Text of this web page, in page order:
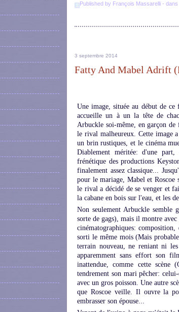
Published by François Massarelli - dans
3 septembre 2014
Fatty And Mabel Adrift
Une image, située au début de
accueille un à un la tête de
Arbuckle soi-même, en garçon
le rival malheureux. Cette image
un brin rustiques, et le cinéma
Diablement méritée: d'une
frénétique des productions
finalement assez classique...
pour le mariage, Mabel et
le rival a décidé de se venger et
la cabane en bois sur l'eau, et les
Non seulement Arbuckle semble
sorte de gags), mais il montre
cinématographiques:
sorti le même mois (Mais
terrain nouveau, ne reniant ni
apparemment sans effort son
inattendue, comme cette
tendrement son mari pêcher:
avec un gros poisson. Une autre
que Roscoe veille. Il ouvre la
embrasser son épouse...